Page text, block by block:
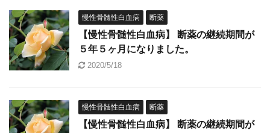
慢性骨髄性白血病 断薬
【慢性骨髄性白血病】 断薬の継続期間が
５年５ヶ月になりました。
2020/5/18
慢性骨髄性白血病 断薬
【慢性骨髄性白血病】 断薬の継続期間が